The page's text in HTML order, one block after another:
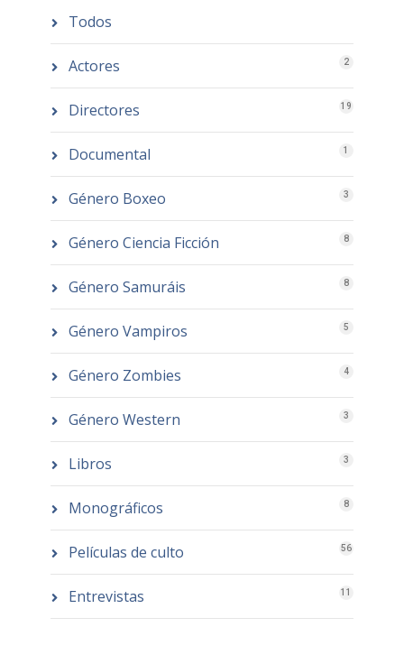
Todos
Actores 2
Directores 19
Documental 1
Género Boxeo 3
Género Ciencia Ficción 8
Género Samuráis 8
Género Vampiros 5
Género Zombies 4
Género Western 3
Libros 3
Monográficos 8
Películas de culto 56
Entrevistas 11